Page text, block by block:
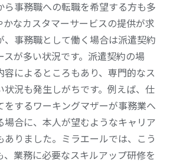
ら事務職への転職を希望する方も多
かなカスタマーサービスの提供が求
、事務職として働く場合は派遣契約
スが多い状況です。派遣契約の場
容によるところもあり、専門的なス
状況も発生しがちです。例えば、仕
をするワーキングマザーが事務業へ
場合に、本人が望むようなキャリア
ありました。ミラエールでは、こう
、業務に必要なスキルアップ研修を